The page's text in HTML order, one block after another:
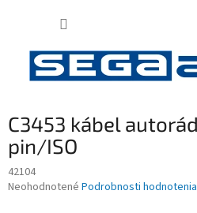
C3453 kábel
pin/ISO
42104
Priemerné
Neohodnotené Podrobnosti hodnotenia